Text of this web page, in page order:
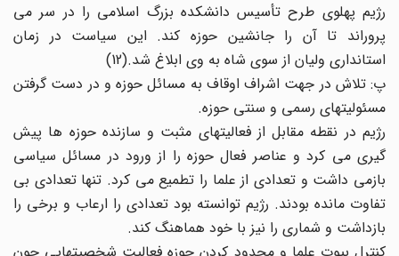
رژیم پهلوی طرح تأسیس دانشکده بزرگ اسلامی را در سر می
پروراند تا آن را جانشین حوزه کند. این سیاست در زمان
استانداری ولیان از سوی شاه به وی ابلاغ شد.(12)
پ: تلاش در جهت اشراف اوقاف به مسائل حوزه و در دست گرفتن
مسئولیتهای رسمی و سنتی حوزه.
رژیم در نقطه مقابل از فعالیتهای مثبت و سازنده حوزه ها پیش
گیری می کرد و عناصر فعال حوزه را از ورود در مسائل سیاسی
بازمی داشت و تعدادی از علما را تطمیع می کرد. تنها تعدادی بی
تفاوت مانده بودند. رژیم توانسته بود تعدادی را ارعاب و برخی را
بازداشت و شماری را نیز با خود هماهنگ کند.